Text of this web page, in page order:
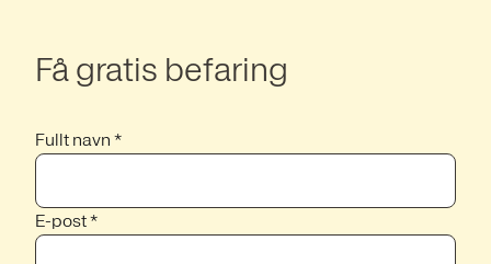
Få gratis befaring
Fullt navn *
E-post *